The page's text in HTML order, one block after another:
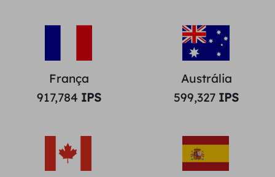
França
917,784 IPS
Austrália
599,327 IPS